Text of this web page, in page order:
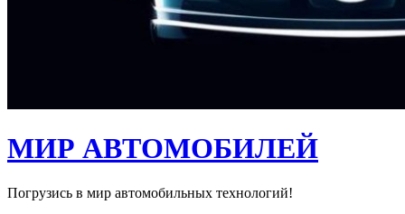
МИР АВТОМОБИЛЕЙ
Погрузись в мир автомобильных технологий!